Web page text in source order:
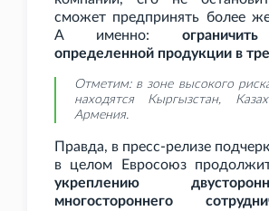
сможет предпринять более
А именно:
определенной продукции в
Отметим: в зоне высокого
находятся Кыргызстан,
Армения.
Правда, в пресс-релизе
в целом Евросоюз
укреплению
многостороннего